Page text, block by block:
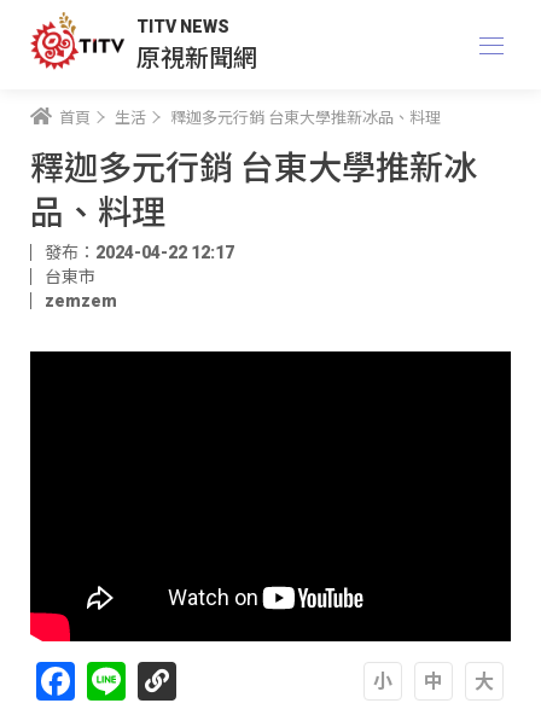
TITV NEWS
原視新聞網
首頁 生活 釋迦多元行銷 台東大學推新冰品、料理
釋迦多元行銷 台東大學推新冰
品、料理
發布：2024-04-22 12:17
台東市
zemzem
Facebook
Line